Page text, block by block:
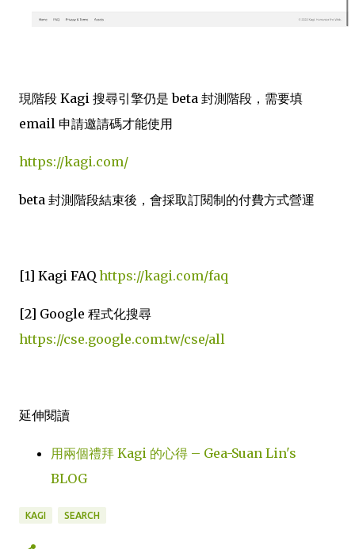
現階段 Kagi 搜尋引擎仍是 beta 封測階段，需要填
email 申請邀請碼才能使用
https://kagi.com/
beta 封測階段結束後，會採取訂閱制的付費方式營運
[1] Kagi FAQ https://kagi.com/faq
[2] Google 程式化搜尋
https://cse.google.com.tw/cse/all
延伸閱讀
用兩個禮拜 Kagi 的心得 – Gea-Suan Lin's
BLOG
KAGI SEARCH